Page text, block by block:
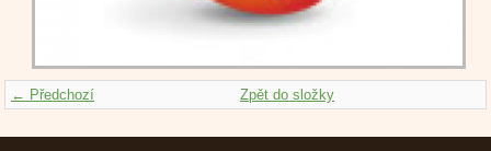
← Předchozí Zpět do složky